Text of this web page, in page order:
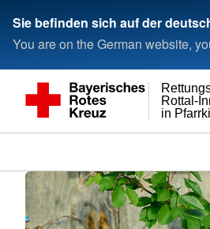
Sie befinden sich auf der
You are on the German website,
in
Rottal-